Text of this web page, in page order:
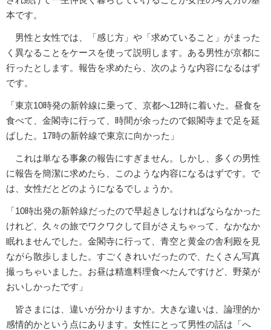
本です。
男性と女性では、「感じ方」や「求めていること」がまった
く異なることをケースを使って説明します。ある男性が京都に
行ったとします。報告を求めたら、次のような内容になるはず
です。
「東京10時発の新幹線に乗って、京都へ12時に着いた。昼食を
食べて、金閣寺に行って、時間が余ったので銀閣寺まで足を延
ばした。17時の新幹線で東京に向かった」
これは単なる事象の報告にすぎません。しかし、多くの男性
に報告を簡潔に求めたら、このような内容になるはずです。で
は、女性だとどのようになるでしょうか。
「10時出発の新幹線だったので早起きしなければならなかった
けれど、久々の旅でワクワクして目がさえちゃって、なかなか
眠れませんでした。金閣寺に行って、青空と黄金の舎利殿を見
ながら散歩しました。すごくきれいだったので、たくさん写真
撮っちゃいました。お昼は精進料理食べたんですけど、野菜が
おいしかったです」
皆さまには、違いが分かりますか。大きな違いは、論理的か
感情的かという点にあります。女性にとって男性の話は「へ